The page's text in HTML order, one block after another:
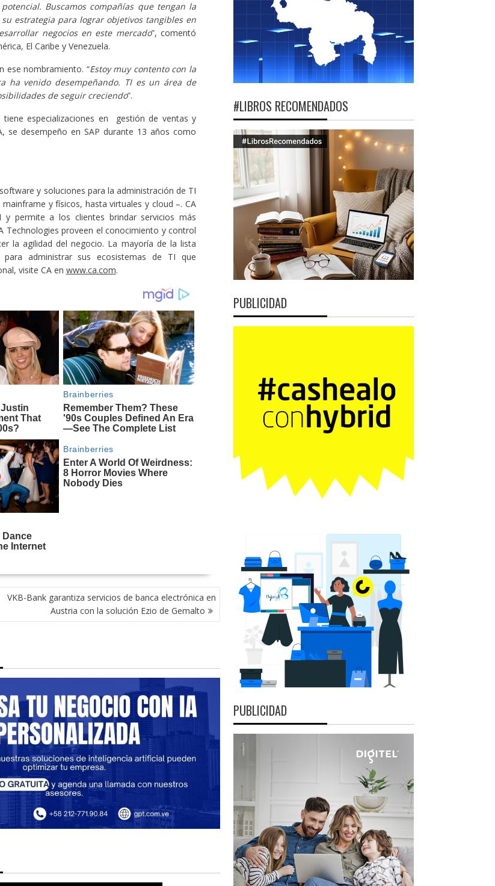
Buscamos compañías que tengan la
estrategia para lograr objetivos tangibles en
negocios en este mercado”, comentó
El Caribe y Venezuela.
ese nombramiento. “Estoy muy contento con la
ha venido desempeñando. TI es un área de
de seguir creciendo”.
especializaciones en gestión de ventas y
se desempeño en SAP durante 13 años como
y soluciones para la administración de TI
y físicos, hasta virtuales y cloud –. CA
y permite a los clientes brindar servicios más
Technologies proveen el conocimiento y control
la agilidad del negocio. La mayoría de la lista
administrar sus ecosistemas de TI que
visite CA en www.ca.com.
VKB-Bank garantiza servicios de banca electrónica en
Austria con la solución Ezio de Gemalto
#LIBROS RECOMENDADOS
PUBLICIDAD
PUBLICIDAD